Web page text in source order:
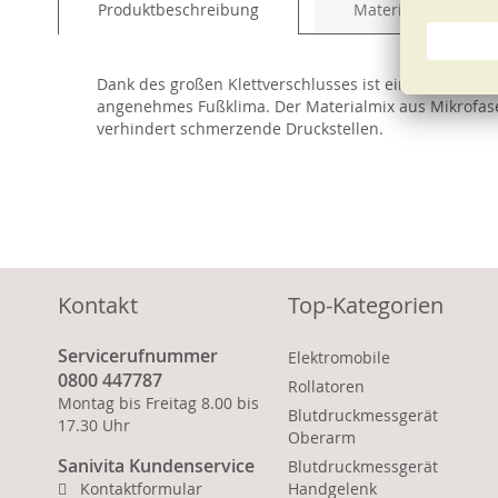
gallery
Produktbeschreibung Material und Pflege
Dank des großen Klettverschlusses ist eine
angenehmes Fußklima. Der Materialmix aus
verhindert schmerzende Druckstellen.
Kontakt
Servicerufnummer
0800 447787
Montag bis Freitag 8.00 bis
17.30 Uhr
Sanivita Kundenservice
Kontaktformular
Top-Kategorien
Elektromobile
Rollatoren
Blutdruckmessgerät
Oberarm
Blutdruckmessgerät
Handgelenk